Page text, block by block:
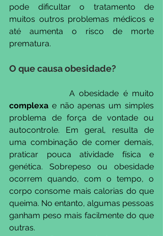
pode dificultar o tratamento de
muitos outros problemas médicos e
até aumenta o risco de morte
prematura.
O que causa obesidade?
complexa e não apenas um simples
problema de força de vontade ou
autocontrole. Em geral, resulta de
uma combinação de comer demais,
praticar pouca atividade física e
genética. Sobrepeso ou obesidade
ocorrem quando, com o tempo, o
corpo consome mais calorias do que
queima. No entanto, algumas pessoas
ganham peso mais facilmente do que
outras.